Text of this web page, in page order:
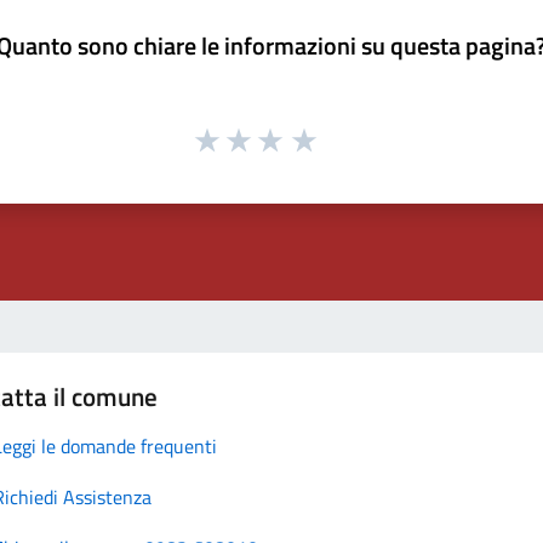
sono chiare le informazioni su questa
il comune
le domande frequenti
Assistenza